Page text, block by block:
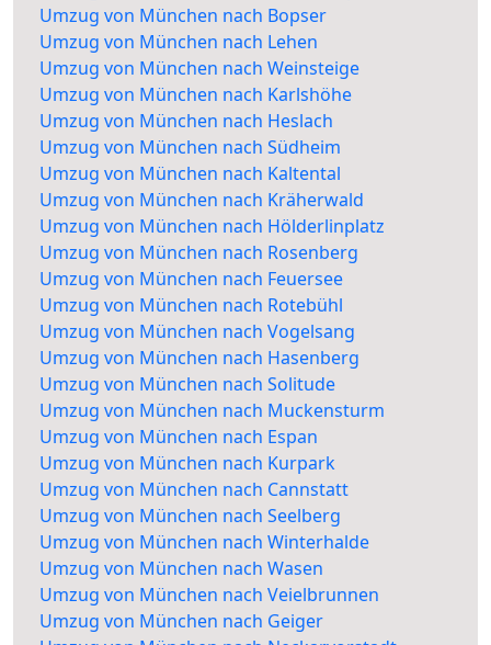
Umzug von München nach Bopser
Umzug von München nach Lehen
Umzug von München nach Weinsteige
Umzug von München nach Karlshöhe
Umzug von München nach Heslach
Umzug von München nach Südheim
Umzug von München nach Kaltental
Umzug von München nach Kräherwald
Umzug von München nach Hölderlinplatz
Umzug von München nach Rosenberg
Umzug von München nach Feuersee
Umzug von München nach Rotebühl
Umzug von München nach Vogelsang
Umzug von München nach Hasenberg
Umzug von München nach Solitude
Umzug von München nach Muckensturm
Umzug von München nach Espan
Umzug von München nach Kurpark
Umzug von München nach Cannstatt
Umzug von München nach Seelberg
Umzug von München nach Winterhalde
Umzug von München nach Wasen
Umzug von München nach Veielbrunnen
Umzug von München nach Geiger